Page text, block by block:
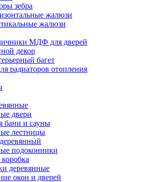
зебра
жалюзи
жалюзи
МДФ для дверей
декор
багет
радиаторов отопления
двери
бани и сауны
лестницы
подоконники
деревянные
окон и дверей